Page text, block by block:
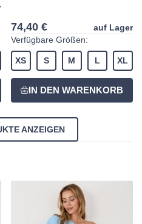
74,40 €
auf Lager
Verfügbare Größen:
XS S M L XL
ANZEIGEN